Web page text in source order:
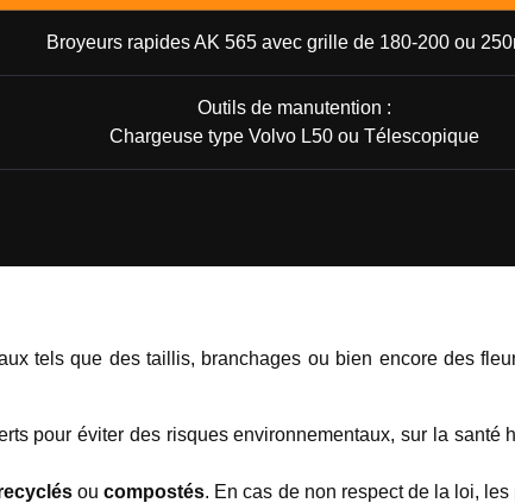
Broyeurs rapides AK 565 avec grille de 180-200 ou
Outils de manutention :
Chargeuse type Volvo L50 ou Télescopique
tels que des taillis, branchages ou bien encore des
pour éviter des risques environnementaux, sur la santé
oucompostés. En cas de non respect de la loi,